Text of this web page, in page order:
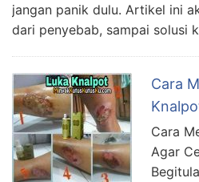
jangan panik dulu. Artikel ini
dari penyebab, sampai solusi
Cara
Cara
Agar